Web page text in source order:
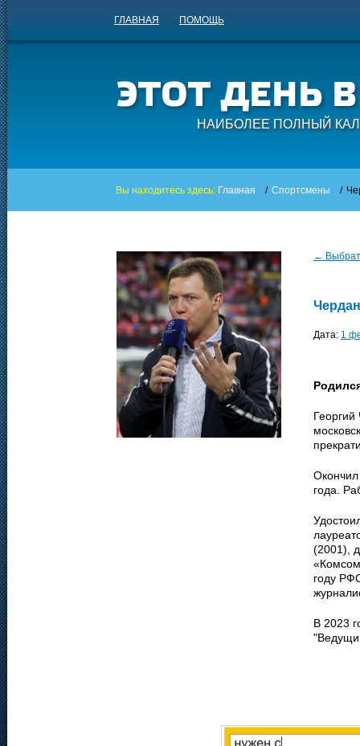
ГЛАВНАЯ ПОМОЩЬ
НАИБОЛЕЕ ПОЛНЫЙ
Вы находитесь здесь: Главная / Спортсмены /
←
Дата: 1
года.
(2001),
году
В 2023